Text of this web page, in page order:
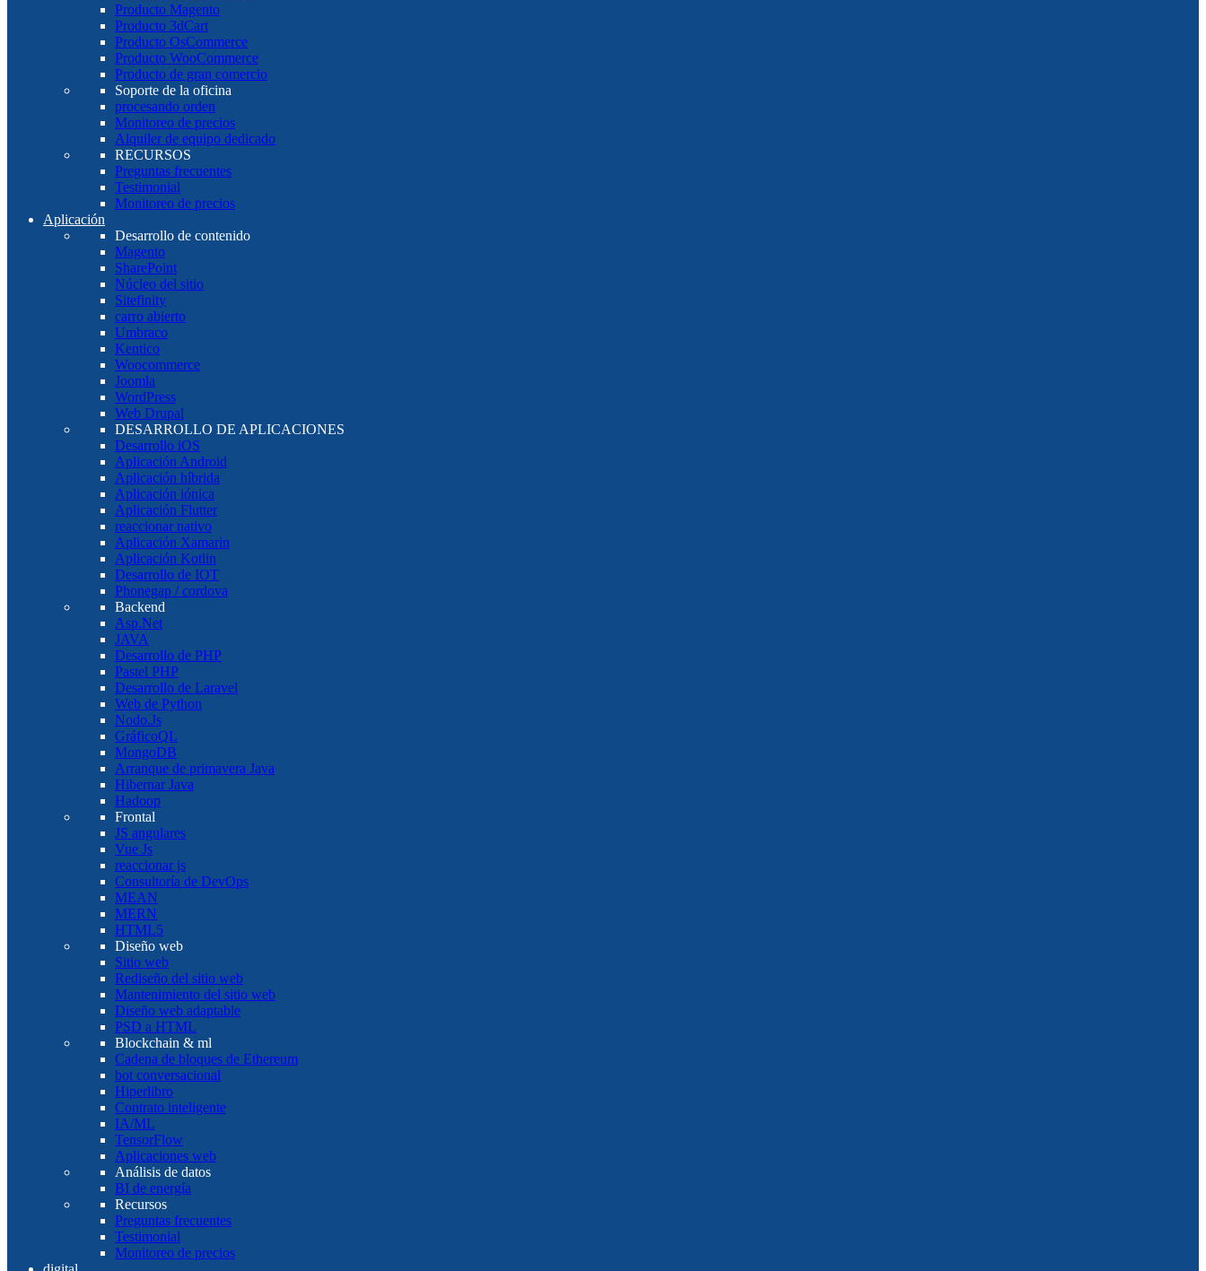
Producto Magento
Producto 3dCart
Producto OsCommerce
Producto WooCommerce
Producto de gran comercio
Soporte de la oficina
procesando orden
Monitoreo de precios
Alquiler de equipo dedicado
RECURSOS
Preguntas frecuentes
Testimonial
Monitoreo de precios
Aplicación
Desarrollo de contenido
Magento
SharePoint
Núcleo del sitio
Sitefinity
carro abierto
Umbraco
Kentico
Woocommerce
Joomla
WordPress
Web Drupal
DESARROLLO DE APLICACIONES
Desarrollo iOS
Aplicación Android
Aplicación híbrida
Aplicación iónica
Aplicación Flutter
reaccionar nativo
Aplicación Xamarin
Aplicación Kotlin
Desarrollo de IOT
Phonegap / cordova
Backend
Asp.Net
JAVA
Desarrollo de PHP
Pastel PHP
Desarrollo de Laravel
Web de Python
Nodo.Js
GráficoQL
MongoDB
Arranque de primavera Java
Hibernar Java
Hadoop
Frontal
JS angulares
Vue Js
reaccionar js
Consultoría de DevOps
MEAN
MERN
HTML5
Diseño web
Sitio web
Rediseño del sitio web
Mantenimiento del sitio web
Diseño web adaptable
PSD a HTML
Blockchain & ml
Cadena de bloques de Ethereum
bot conversacional
Hiperlibro
Contrato inteligente
IA/ML
TensorFlow
Aplicaciones web
Análisis de datos
BI de energía
Recursos
Preguntas frecuentes
Testimonial
Monitoreo de precios